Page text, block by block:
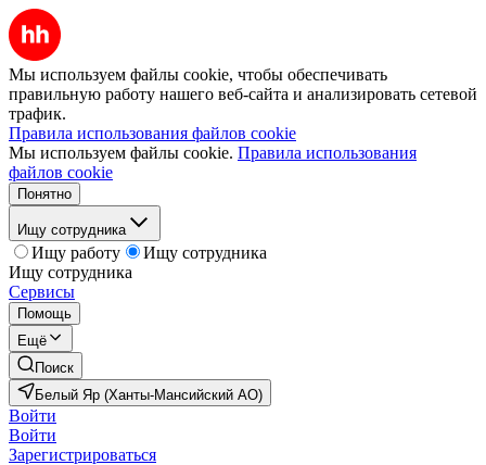
Мы используем файлы cookie, чтобы обеспечивать
правильную работу нашего веб-сайта и анализировать сетевой
трафик.
Правила использования файлов cookie
Мы используем файлы cookie. Правила использования
файлов cookie
Понятно
Ищу сотрудника
Ищу работу
Ищу сотрудника
Ищу сотрудника
Сервисы
Помощь
Ещё
Поиск
Белый Яр (Ханты-Мансийский АО)
Войти
Войти
Зарегистрироваться